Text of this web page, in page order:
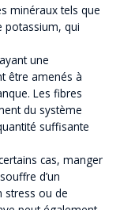
minéraux tels que
potassium, qui
une
être amenés à
Les fibres
du système
suffisante
cas, manger
d’un
stress ou de